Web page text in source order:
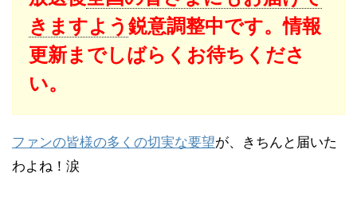
きますよう 鋭意調整中です。情報
更新までしばらくお待ちくださ
い。
ファンの皆様の多くの切実な要望が、きちんと届いた
わよね！涙